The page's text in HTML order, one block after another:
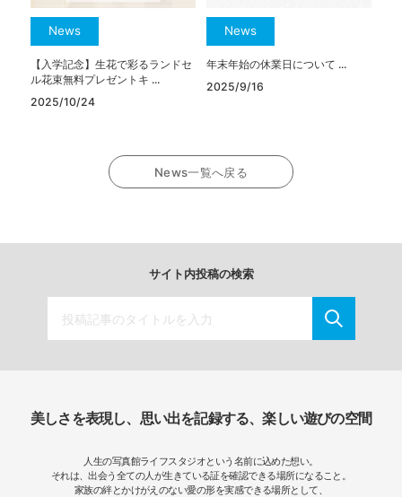
News
【入学記念】生花で彩るランドセ
ル花束無料プレゼントキ ...
2025/10/24
News
年末年始の休業日について ...
2025/9/16
News一覧へ戻る
サイト内投稿の検索
美しさを表現し、思い出を記録する、楽しい遊びの空間
人生の写真館ライフスタジオという名前に込めた想い。
それは、出会う全ての人が生きている証を確認できる場所になること。
家族の絆とかけがえのない愛の形を実感できる場所として、